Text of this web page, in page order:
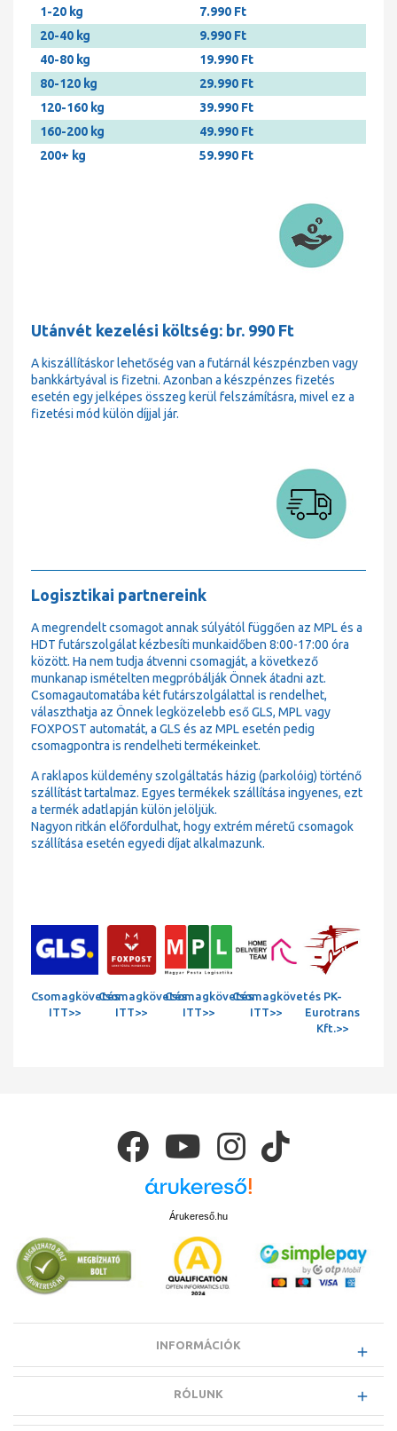
1-20 kg
7.990 Ft
20-40 kg
9.990 Ft
40-80 kg
19.990 Ft
80-120 kg
29.990 Ft
120-160 kg
39.990 Ft
160-200 kg
49.990 Ft
200+ kg
59.990 Ft
Utánvét kezelési költség: br. 990 Ft
A kiszállításkor lehetőség van a futárnál készpénzben vagy
bankkártyával is fizetni. Azonban a készpénzes fizetés
esetén egy jelképes összeg kerül felszámításra, mivel ez a
fizetési mód külön díjjal jár.
Logisztikai partnereink
A megrendelt csomagot annak súlyától függően az MPL és a
HDT futárszolgálat kézbesíti munkaidőben 8:00-17:00 óra
között. Ha nem tudja átvenni csomagját, a következő
munkanap ismételten megpróbálják Önnek átadni azt.
Csomagautomatába két futárszolgálattal is rendelhet,
választhatja az Önnek legközelebb eső GLS, MPL vagy
FOXPOST automatát, a GLS és az MPL esetén pedig
csomagpontra is rendelheti termékeinket.
A raklapos küldemény szolgáltatás házig (parkolóig) történő
szállítást tartalmaz. Egyes termékek szállítása ingyenes, ezt
a termék adatlapján külön jelöljük.
Nagyon ritkán előfordulhat, hogy extrém méretű csomagok
szállítása esetén egyedi díjat alkalmazunk.
Csomagkövetés
ITT>>
Csomagkövetés
ITT>>
Csomagkövetés
ITT>>
Csomagkövetés
ITT>>
PK-
Eurotrans
Kft.>>
Árukereső.hu
INFORMÁCIÓK
RÓLUNK